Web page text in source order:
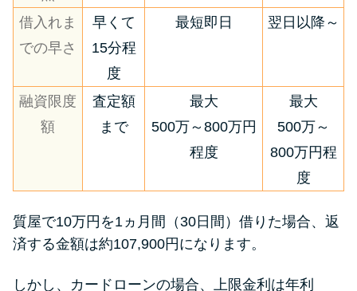
借入れま
での早さ
早くて
15分程
度
最短即日 翌日以降～
融資限度
額
査定額
まで
最大
500万～800万円
程度
最大
500万～
800万円程
度
質屋で10万円を1ヵ月間（30日間）借りた場合、返
済する金額は約107,900円になります。
しかし、カードローンの場合、上限金利は年利